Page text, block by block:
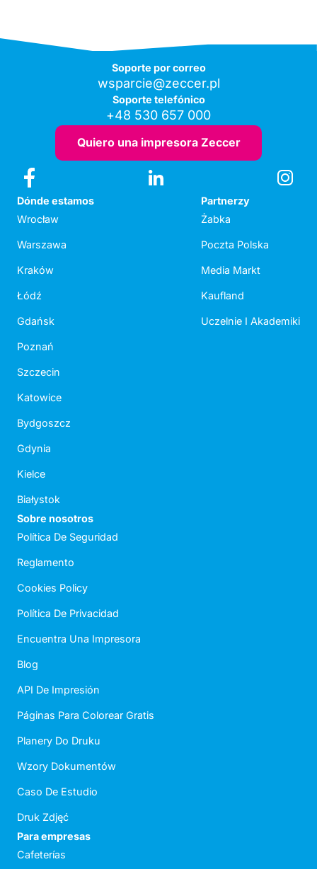
Soporte por correo
wsparcie@zeccer.pl
Soporte telefónico
+48 530 657 000
Quiero una impresora Zeccer
Dónde estamos
Wrocław
Warszawa
Kraków
Łódź
Gdańsk
Poznań
Szczecin
Katowice
Bydgoszcz
Gdynia
Kielce
Białystok
Partnerzy
Żabka
Poczta Polska
Media Markt
Kaufland
Uczelnie I Akademiki
Sobre nosotros
Política De Seguridad
Reglamento
Cookies Policy
Política De Privacidad
Encuentra Una Impresora
Blog
API De Impresión
Páginas Para Colorear Gratis
Planery Do Druku
Wzory Dokumentów
Caso De Estudio
Druk Zdjęć
Para empresas
Cafeterías